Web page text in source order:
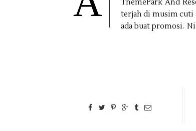
ThemePark And
terjah di musim cuti
ada buat promosi.